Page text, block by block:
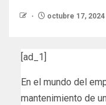
octubre 17, 2024
[ad_1]
En el mundo del
mantenimiento de